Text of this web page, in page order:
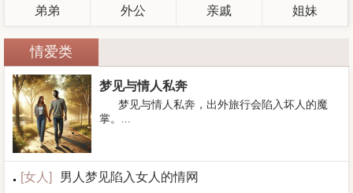
弟弟 外公 亲戚 姐妹
情爱类
梦见与情人私奔
梦见与情人私奔，出外旅行会陷入坏人的魔
掌。...
[女人 ]
男人梦见陷入女人的情网